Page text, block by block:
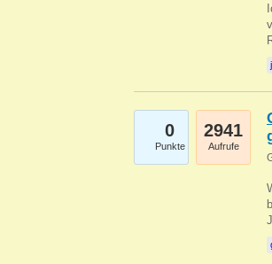
0
Punkte
2941
Aufrufe